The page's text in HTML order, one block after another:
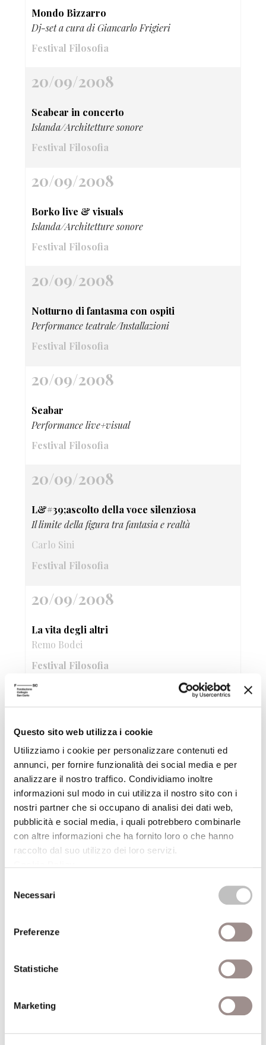
Questo sito web utilizza i cookie
Utilizziamo i cookie per personalizzare contenuti ed
annunci, per fornire funzionalità dei social media e per
analizzare il nostro traffico. Condividiamo inoltre
informazioni sul modo in cui utilizza il nostro sito con i
nostri partner che si occupano di analisi dei dati web,
pubblicità e social media, i quali potrebbero combinarle
con altre informazioni che ha fornito loro o che hanno
raccolto dal suo utilizzo dei loro servizi.
delNecessari
Preferenze
Statistiche
Marketing
Mondo Bizzarro
Dj-set a cura di Giancarlo Frigieri
Festival Filosofia
20/09/2008
Seabear in concerto
Islanda/Architetture sonore
Festival Filosofia
20/09/2008
Borko live & visuals
Islanda/Architetture sonore
Festival Filosofia
20/09/2008
Notturno di fantasma con ospiti
Performance teatrale/Installazioni
Festival Filosofia
20/09/2008
Seabar
Performance live+visual
Festival Filosofia
20/09/2008
L&#39;ascolto della voce silenziosa
Il limite della figura tra fantasia e realtà
Carlo Sini
Festival Filosofia
20/09/2008
La vita degli altri
Remo Bodei
Festival Filosofia
L&#39;immagine cinematografica tra
finzione e testimonianza
Pietro Montani
Festival Filosofia
20/09/2008
Ma guarda cosa ci tocca sentire!
Festival Filosofia
20/09/2008
Un viso alla Bloch
Festival Filosofia
20/09/2008